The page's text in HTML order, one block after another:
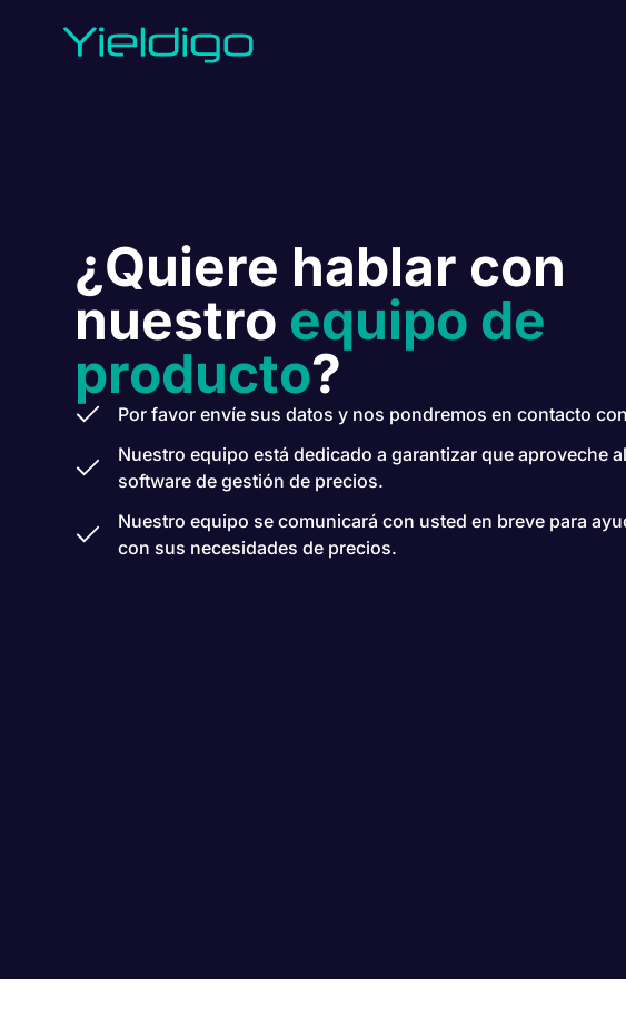
¿Quiere hablar con
nuestro equipo de
producto?
Por favor envíe sus datos y nos pondremos en contacto
Nuestro equipo está dedicado a garantizar que aproveche
software de gestión de precios.
Nuestro equipo se comunicará con usted en breve para
con sus necesidades de precios.